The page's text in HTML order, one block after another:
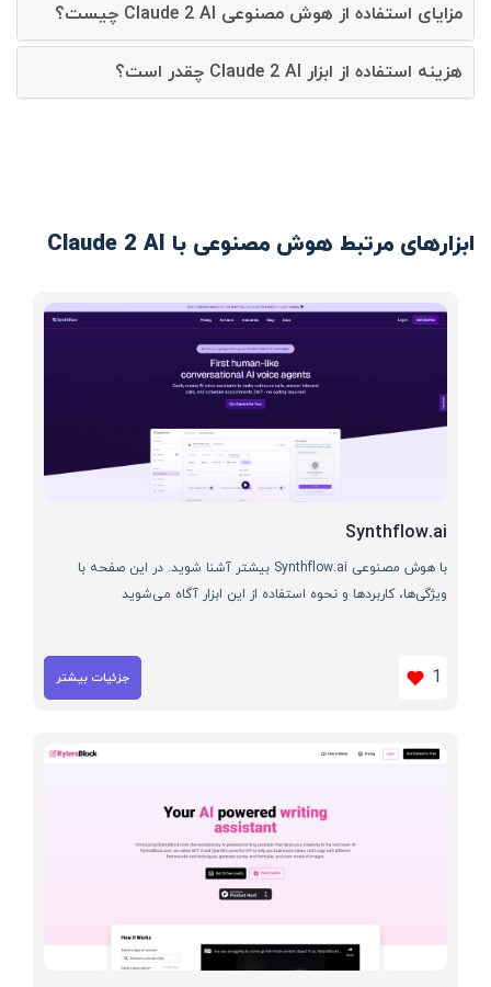
مزایای استفاده از هوش مصنوعی Claude 2 AI چیست؟
هزینه استفاده از ابزار Claude 2 AI چقدر است؟
ابزارهای مرتبط هوش مصنوعی با Claude 2 AI
Synthflow.ai
با هوش مصنوعی Synthflow.ai بیشتر آشنا شوید. در این صفحه با
ویژگی‌ها، کاربردها و نحوه استفاده از این ابزار آگاه می‌شوید
1 جزئیات بیشتر